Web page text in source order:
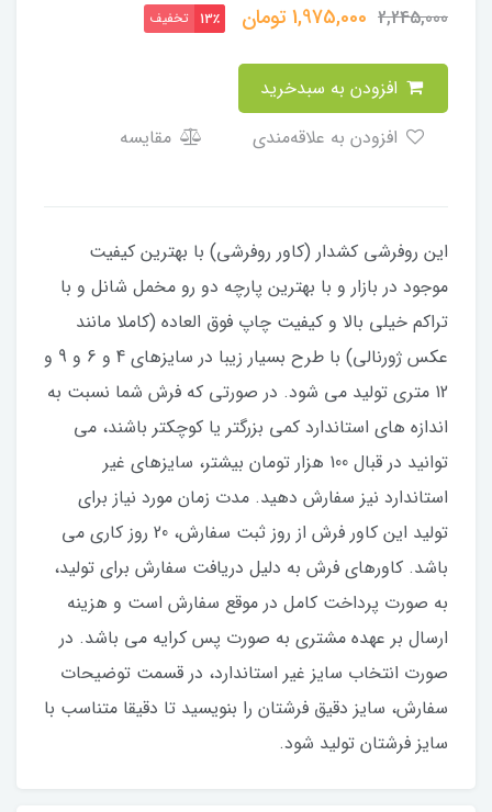
2,245,000
1,975,000تومان 13٪ تخفیف
مقایسه
این روفرشی کشدار (کاور روفرشی) با بهترین کیفیت
موجود در بازار و با بهترین پارچه دو رو مخمل شانل و با
تراکم خیلی بالا و کیفیت چاپ فوق العاده (کاملا مانند
عکس ژورنالی) با طرح بسیار زیبا در سایزهای 4 و 6 و 9 و
12 متری تولید می شود. در صورتی که فرش شما نسبت به
اندازه های استاندارد کمی بزرگتر یا کوچکتر باشند، می
توانید در قبال 100 هزار تومان بیشتر، سایزهای غیر
استاندارد نیز سفارش دهید. مدت زمان مورد نیاز برای
تولید این کاور فرش از روز ثبت سفارش، 20 روز کاری می
باشد. کاورهای فرش به دلیل دریافت سفارش برای تولید،
به صورت پرداخت کامل در موقع سفارش است و هزینه
ارسال بر عهده مشتری به صورت پس کرایه می باشد. در
صورت انتخاب سایز غیر استاندارد، در قسمت توضیحات
سفارش، سایز دقیق فرشتان را بنویسید تا دقیقا متناسب با
سایز فرشتان تولید شود.